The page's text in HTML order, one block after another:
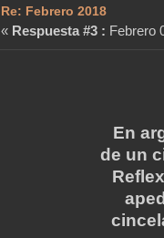
Re: Febrero 2018
« Respuesta #3 : Febrero
En
de un